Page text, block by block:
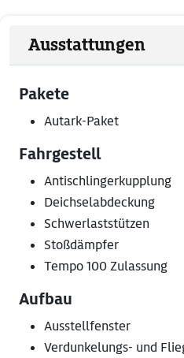
Ausstattungen
Pakete
Autark-Paket
Fahrgestell
Antischlingerkupplung
Deichselabdeckung
Schwerlaststützen
Stoßdämpfer
Tempo 100 Zulassung
Aufbau
Ausstellfenster
Verdunkelungs- und